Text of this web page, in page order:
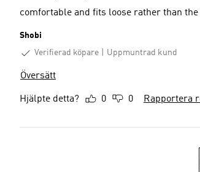
comfortable and fits loose rather than
Shobi
Verifierad köpare
Uppmuntrad kund
Översätt
Hjälpte detta? 0 0 Rapportera